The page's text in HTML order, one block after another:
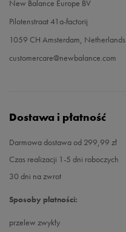
New Balance Europe BV
Pilotenstraat 41a-factorij
1059 CH Amsterdam, Netherlands
customercare@newbalance.com
Dostawa i płatność
Darmowa dostawa od 299,99 zł
Czas realizacji 1-5 dni roboczych
30 dni na zwrot
Sposoby płatności:
przelew zwykły